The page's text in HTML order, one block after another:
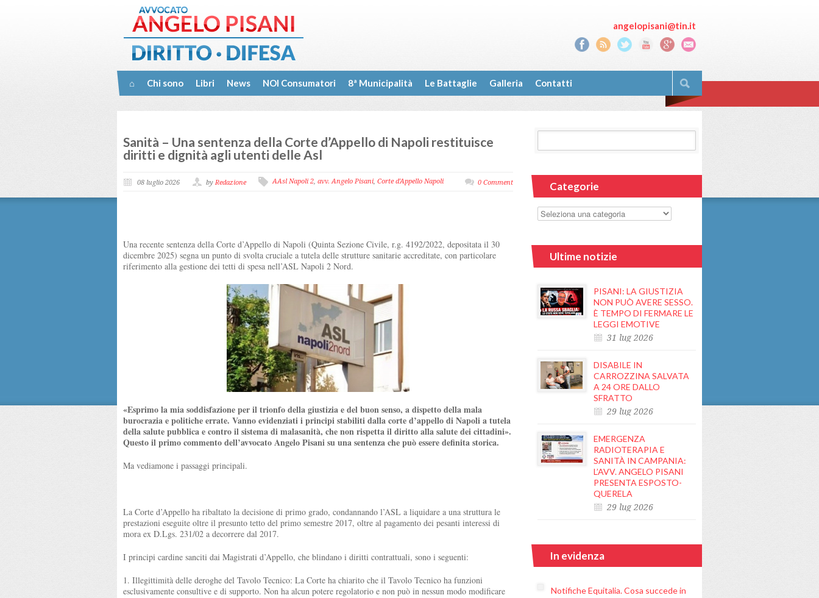
angelopisani@tin.it
⌂ Chi sono Libri News NOI Consumatori 8ª Municipalità Le Battaglie Galleria Contatti
Sanità – Una sentenza della Corte d’Appello di Napoli restituisce
diritti e dignità agli utenti delle Asl
08 luglio 2026 byRedazione AAsl Napoli 2, avv. Angelo Pisani, Corte d'Appello Napoli 0 Comment
Una recente sentenza della Corte d’Appello di Napoli (Quinta Sezione Civile, r.g. 4192/2022, depositata il 30
dicembre 2025) segna un punto di svolta cruciale a tutela delle strutture sanitarie accreditate, con particolare
riferimento alla gestione dei tetti di spesa nell’ASL Napoli 2 Nord.
«Esprimo la mia soddisfazione per il trionfo della giustizia e del buon senso, a dispetto della mala
burocrazia e politiche errate. Vanno evidenziati i principi stabiliti dalla corte d’appello di Napoli a tutela
della salute pubblica e contro il sistema di malasanità, che non rispetta il diritto alla salute dei cittadini».
Questo il primo commento dell’avvocato Angelo Pisani su una sentenza che può essere definita storica.
Ma vediamone i passaggi principali.
La Corte d’Appello ha ribaltato la decisione di primo grado, condannando l’ASL a liquidare a una struttura le
prestazioni eseguite oltre il presunto tetto del primo semestre 2017, oltre al pagamento dei pesanti interessi di
mora ex D.Lgs. 231/02 a decorrere dal 2017.
I principi cardine sanciti dai Magistrati d’Appello, che blindano i diritti contrattuali, sono i seguenti:
1.⁠ ⁠Illegittimità delle deroghe del Tavolo Tecnico: La Corte ha chiarito che il Tavolo Tecnico ha funzioni
esclusivamente consultive e di supporto. Non ha alcun potere regolatorio e non può in nessun modo modificare
Categorie
Ultime notizie
PISANI: LA GIUSTIZIA
NON PUÒ AVERE SESSO.
È TEMPO DI FERMARE LE
LEGGI EMOTIVE
31 lug 2026
DISABILE IN
CARROZZINA SALVATA
A 24 ORE DALLO
SFRATTO
29 lug 2026
EMERGENZA
RADIOTERAPIA E
SANITÀ IN CAMPANIA:
L’AVV. ANGELO PISANI
PRESENTA ESPOSTO-
QUERELA
29 lug 2026
In evidenza
Notifiche Equitalia. Cosa succede in